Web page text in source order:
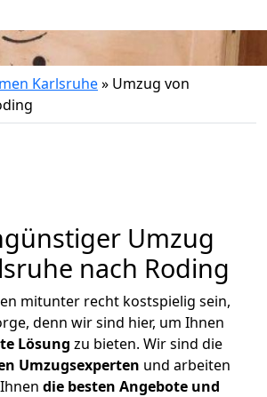
Karlsruhe» Umzug von
Umzug
nach Roding
mitunter recht kostspielig sein,
denn wir sind hier, um Ihnen
Lösung zu bieten. Wir sind die
Umzugsexperten und arbeiten
die besten Angebote und